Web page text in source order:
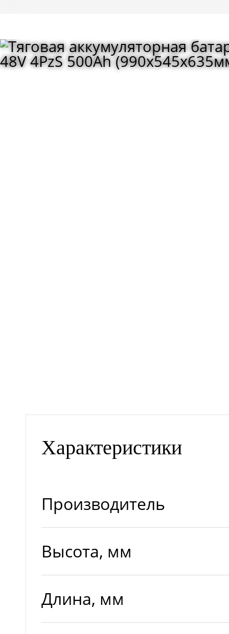
Характеристики
Производитель
Высота, мм
Длина, мм